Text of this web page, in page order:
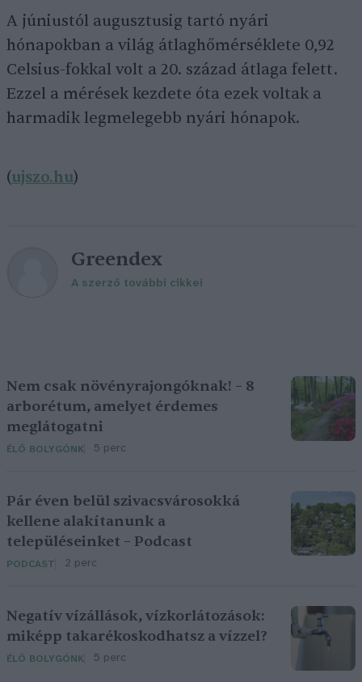
A júniustól augusztusig tartó nyári
hónapokban a világ átlaghőmérséklete 0,92
Celsius-fokkal volt a 20. század átlaga felett.
Ezzel a mérések kezdete óta ezek voltak a
harmadik legmelegebb nyári hónapok.
(ujszo.hu)
Greendex
A szerző további cikkei
Nem csak növényrajongóknak! – 8
arborétum, amelyet érdemes
meglátogatni
ÉLŐ BOLYGÓNK 5 perc
Pár éven belül szivacsvárosokká
kellene alakítanunk a
településeinket – Podcast
PODCAST 2 perc
Negatív vízállások, vízkorlátozások:
miképp takarékoskodhatsz a vízzel?
ÉLŐ BOLYGÓNK 5 perc